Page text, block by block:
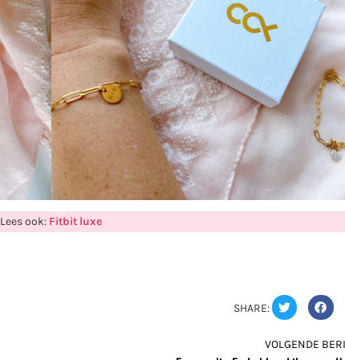
Lees ook: Fitbit luxe
SHARE:
VOLGENDE